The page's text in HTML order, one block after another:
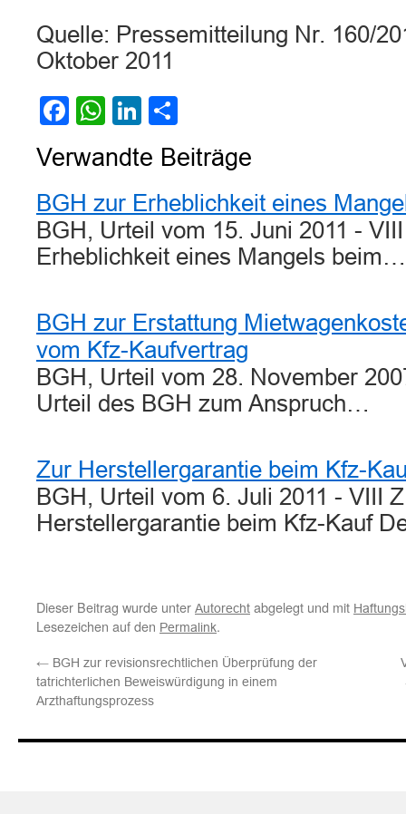
Quelle: Pressemitteilung Nr. 160/
Oktober 2011
Facebook
WhatsApp
LinkedIn
Verwandte Beiträge
BGH zur Erheblichkeit eines
BGH, Urteil vom 15. Juni 2011 -
Erheblichkeit eines Mangels beim…
BGH zur Erstattung
vom Kfz-Kaufvertrag
BGH, Urteil vom 28. November
Urteil des BGH zum Anspruch…
Zur Herstellergarantie beim Kfz-
BGH, Urteil vom 6. Juli 2011 - VIII
Herstellergarantie beim Kfz-Kauf
Dieser Beitrag wurde unter Autorecht abgelegt und mit
Lesezeichen auf den Permalink.
← BGH zur revisionsrechtlichen Überprüfung der
tatrichterlichen Beweiswürdigung in einem
Arzthaftungsprozess